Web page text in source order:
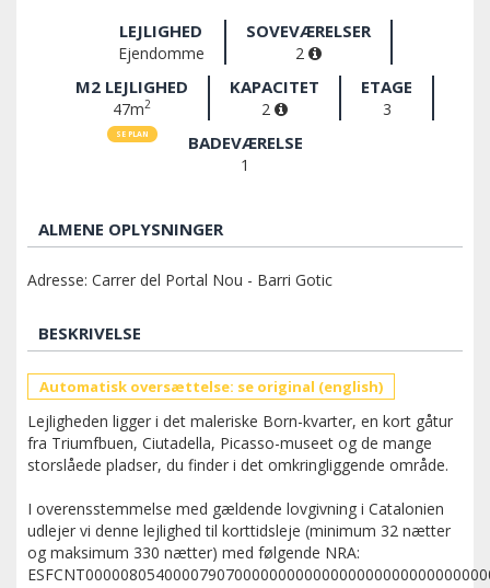
LEJLIGHED
Ejendomme
SOVEVÆRELSER
2
M2 LEJLIGHED
47m2
SE PLAN
KAPACITET
2
ETAGE
3
BADEVÆRELSE
1
ALMENE OPLYSNINGER
Adresse: Carrer del Portal Nou - Barri Gotic
BESKRIVELSE
Automatisk oversættelse: se original (english)
Lejligheden ligger i det maleriske Born-kvarter, en kort gåtur
fra Triumfbuen, Ciutadella, Picasso-museet og de mange
storslåede pladser, du finder i det omkringliggende område.
I overensstemmelse med gældende lovgivning i Catalonien
udlejer vi denne lejlighed til korttidsleje (minimum 32 nætter
og maksimum 330 nætter) med følgende NRA: